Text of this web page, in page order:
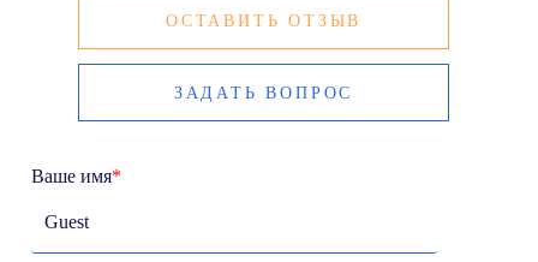
ОСТАВИТЬ ОТЗЫВ
ЗАДАТЬ ВОПРОС
Ваше имя*